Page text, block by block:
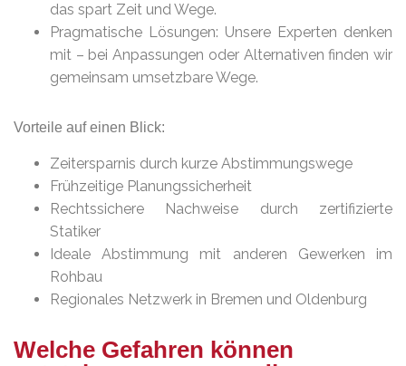
das spart Zeit und Wege.
Pragmatische Lösungen: Unsere Experten denken
mit – bei Anpassungen oder Alternativen finden wir
gemeinsam umsetzbare Wege.
Vorteile auf einen Blick:
Zeitersparnis durch kurze Abstimmungswege
Frühzeitige Planungssicherheit
Rechtssichere Nachweise durch zertifizierte
Statiker
Ideale Abstimmung mit anderen Gewerken im
Rohbau
Regionales Netzwerk in Bremen und Oldenburg
Welche Gefahren können